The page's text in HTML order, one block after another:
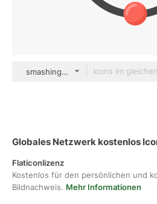
smashingstocks Flat
Globales Netzwerk kostenlos
Flaticonlizenz
Kostenlos für den persönlichen und
Bildnachweis. Mehr Informationen